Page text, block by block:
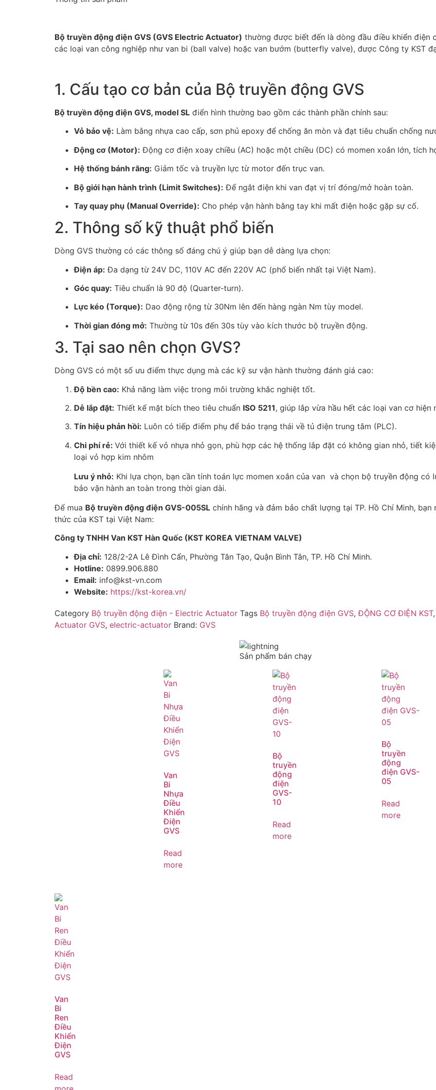
Bộ truyền động điện GVS (GVS Electric Actuator) thường được biết đến là dòng đầu điều khiển điện
các loại van công nghiệp như van bi (ball valve) hoặc van bướm (butterfly valve), được Công ty KST
1. Cấu tạo cơ bản của Bộ truyền động GVS
Bộ truyền động điện GVS, model SL điển hình thường bao gồm các thành phần chính sau:
Vỏ bảo vệ: Làm bằng nhựa cao cấp, sơn phủ epoxy để chống ăn mòn và đạt tiêu chuẩn chống
Động cơ (Motor): Động cơ điện xoay chiều (AC) hoặc một chiều (DC) có momen xoắn lớn, tích
Hệ thống bánh răng: Giảm tốc và truyền lực từ motor đến trục van.
Bộ giới hạn hành trình (Limit Switches): Để ngắt điện khi van đạt vị trí đóng/mở hoàn toàn.
Tay quay phụ (Manual Override): Cho phép vận hành bằng tay khi mất điện hoặc gặp sự cố.
2. Thông số kỹ thuật phổ biến
Dòng GVS thường có các thông số đáng chú ý giúp bạn dễ dàng lựa chọn:
Điện áp: Đa dạng từ 24V DC, 110V AC đến 220V AC (phổ biến nhất tại Việt Nam).
Góc quay: Tiêu chuẩn là 90 độ (Quarter-turn).
Lực kéo (Torque): Dao động rộng từ 30Nm lên đến hàng ngàn Nm tùy model.
Thời gian đóng mở: Thường từ 10s đến 30s tùy vào kích thước bộ truyền động.
3. Tại sao nên chọn GVS?
Dòng GVS có một số ưu điểm thực dụng mà các kỹ sư vận hành thường đánh giá cao:
Độ bền cao: Khả năng làm việc trong môi trường khắc nghiệt tốt.
Dễ lắp đặt: Thiết kế mặt bích theo tiêu chuẩn ISO 5211, giúp lắp vừa hầu hết các loại van cơ hiện
Tín hiệu phản hồi: Luôn có tiếp điểm phụ để báo trạng thái về tủ điện trung tâm (PLC).
Chi phí rẻ: Với thiết kế vỏ nhựa nhỏ gọn, phù hợp các hệ thống lắp đặt có không gian nhỏ, tiết
loại vỏ hợp kim nhôm
Lưu ý nhỏ: Khi lựa chọn, bạn cần tính toán lực momen xoắn của van và chọn bộ truyền động
bảo vận hành an toàn trong thời gian dài.
Để mua Bộ truyền động điện GVS-005SL chính hãng và đảm bảo chất lượng tại TP. Hồ Chí Minh,
thức của KST tại Việt Nam:
Công ty TNHH Van KST Hàn Quốc (KST KOREA VIETNAM VALVE)
Địa chỉ: 128/2-2A Lê Đình Cẩn, Phường Tân Tạo, Quận Bình Tân, TP. Hồ Chí Minh.
Hotline: 0899.906.880
Email: info@kst-vn.com
Website: https://kst-korea.vn/
Category Bộ truyền động điện - Electric Actuator Tags Bộ truyền động điện GVS,ĐỘNG CƠ ĐIỆN KST
Actuator GVS, electric-actuator Brand: GVS
Sản phẩm bán chạy
Van
Bi
Nhựa
Điều
Khiển
Điện
GVS
Read
more
Bộ
truyền
động
điện
GVS-
10
Read
more
Bộ
truyền
động
điện GVS-
05
Read
more
Van
Bi
Ren
Điều
Khiển
Điện
GVS
Read